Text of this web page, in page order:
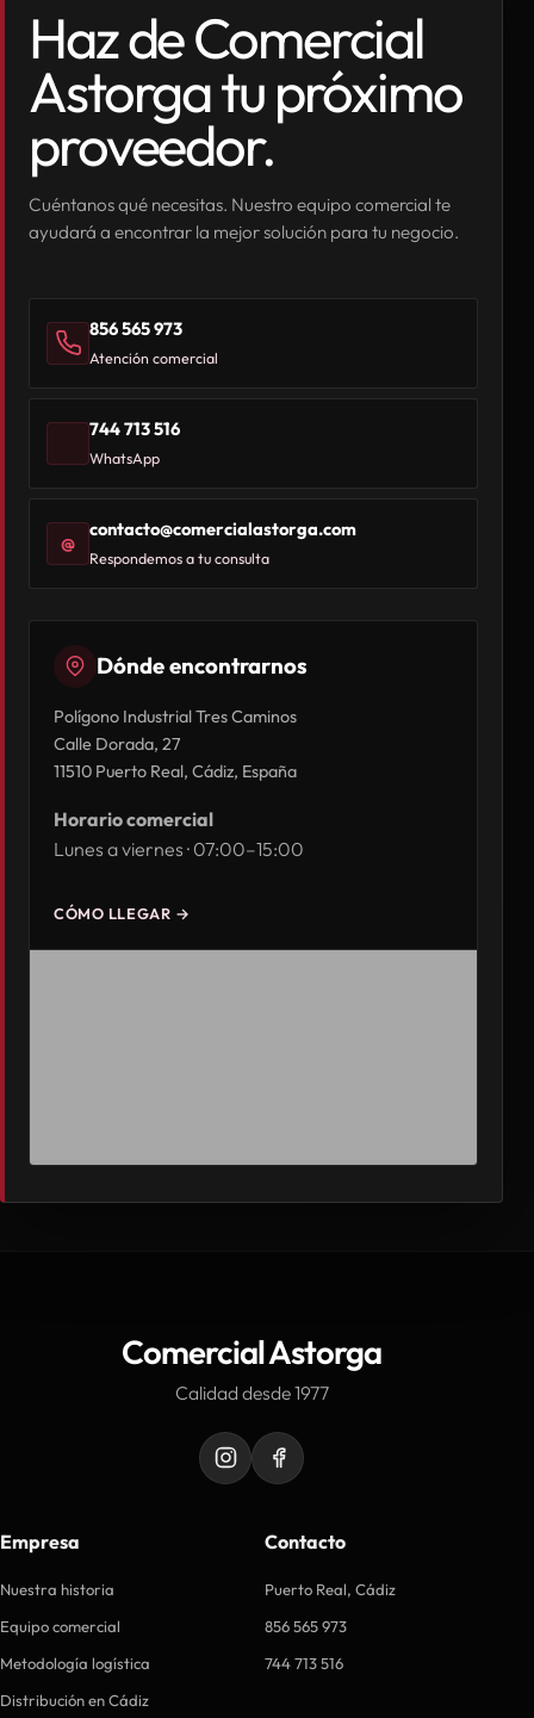
Haz de Comercial
Astorga tu próximo
proveedor.
Cuéntanos qué necesitas. Nuestro equipo comercial te
ayudará a encontrar la mejor solución para tu negocio.
856 565 973
Atención comercial
744 713 516
WhatsApp
@
contacto@comercialastorga.com
Respondemos a tu consulta
Dónde encontrarnos
Polígono Industrial Tres Caminos
Calle Dorada, 27
11510 Puerto Real, Cádiz, España
Horario comercial
Lunes a viernes · 07:00–15:00
CÓMO LLEGAR →
Comercial Astorga
Calidad desde 1977
Empresa
Nuestra historia
Equipo comercial
Metodología logística
Distribución en Cádiz
Contacto
Puerto Real, Cádiz
856 565 973
744 713 516